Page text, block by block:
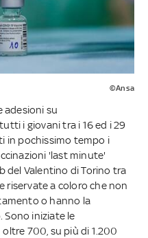
©Ansa
adesioni su
i giovani tra i 16 ed i 29
in pochissimo tempo i
'last minute'
del Valentino di Torino tra
riservate a coloro che non
o hanno la
Sono iniziate le
700, su più di 1.200